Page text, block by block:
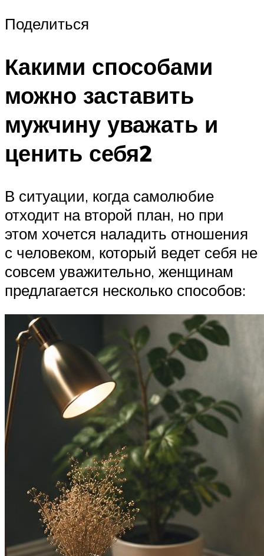
Поделиться
Какими способами
можно заставить
мужчину уважать и
ценить себя2
В ситуации, когда самолюбие
отходит на второй план, но при
этом хочется наладить отношения
с человеком, который ведет себя не
совсем уважительно, женщинам
предлагается несколько способов: